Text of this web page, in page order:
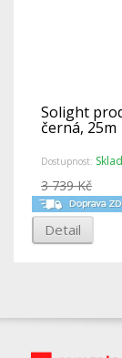
Solight
černá, 25m
Dostupnost:
3 739 Kč
Detail